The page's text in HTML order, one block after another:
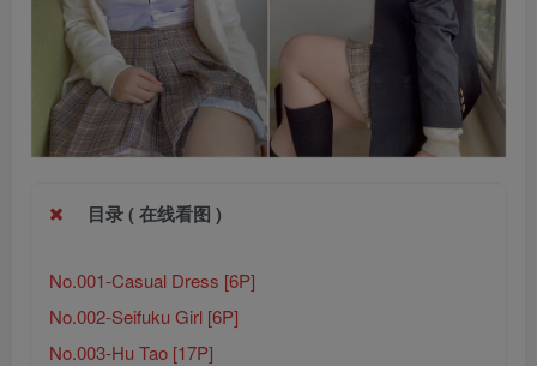
目录 ( 在线看图 )
No.001-Casual Dress [6P]
No.002-Seifuku Girl [6P]
No.003-Hu Tao [17P]